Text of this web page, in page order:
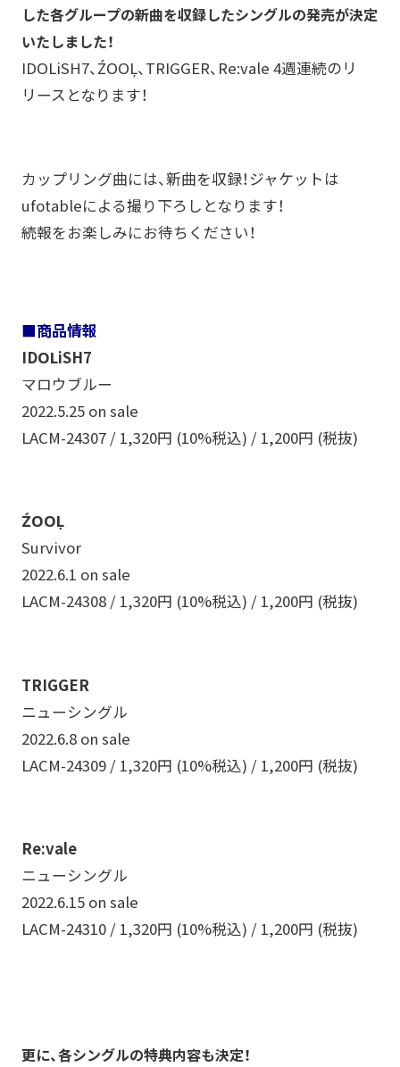
した各グループの新曲を収録したシングルの発売が決定
いたしました！
IDOLiSH7、ŹOOĻ、TRIGGER、Re:vale 4週連続のリ
リースとなります！
カップリング曲には、新曲を収録！ジャケットは
ufotableによる撮り下ろしとなります！
続報をお楽しみにお待ちください！
■商品情報
IDOLiSH7
マロウブルー
2022.5.25 on sale
LACM-24307 / 1,320円 (10%税込) / 1,200円 (税抜)
ŹOOĻ
Survivor
2022.6.1 on sale
LACM-24308 / 1,320円 (10%税込) / 1,200円 (税抜)
TRIGGER
ニューシングル
2022.6.8 on sale
LACM-24309 / 1,320円 (10%税込) / 1,200円 (税抜)
Re:vale
ニューシングル
2022.6.15 on sale
LACM-24310 / 1,320円 (10%税込) / 1,200円 (税抜)
更に、各シングルの特典内容も決定！